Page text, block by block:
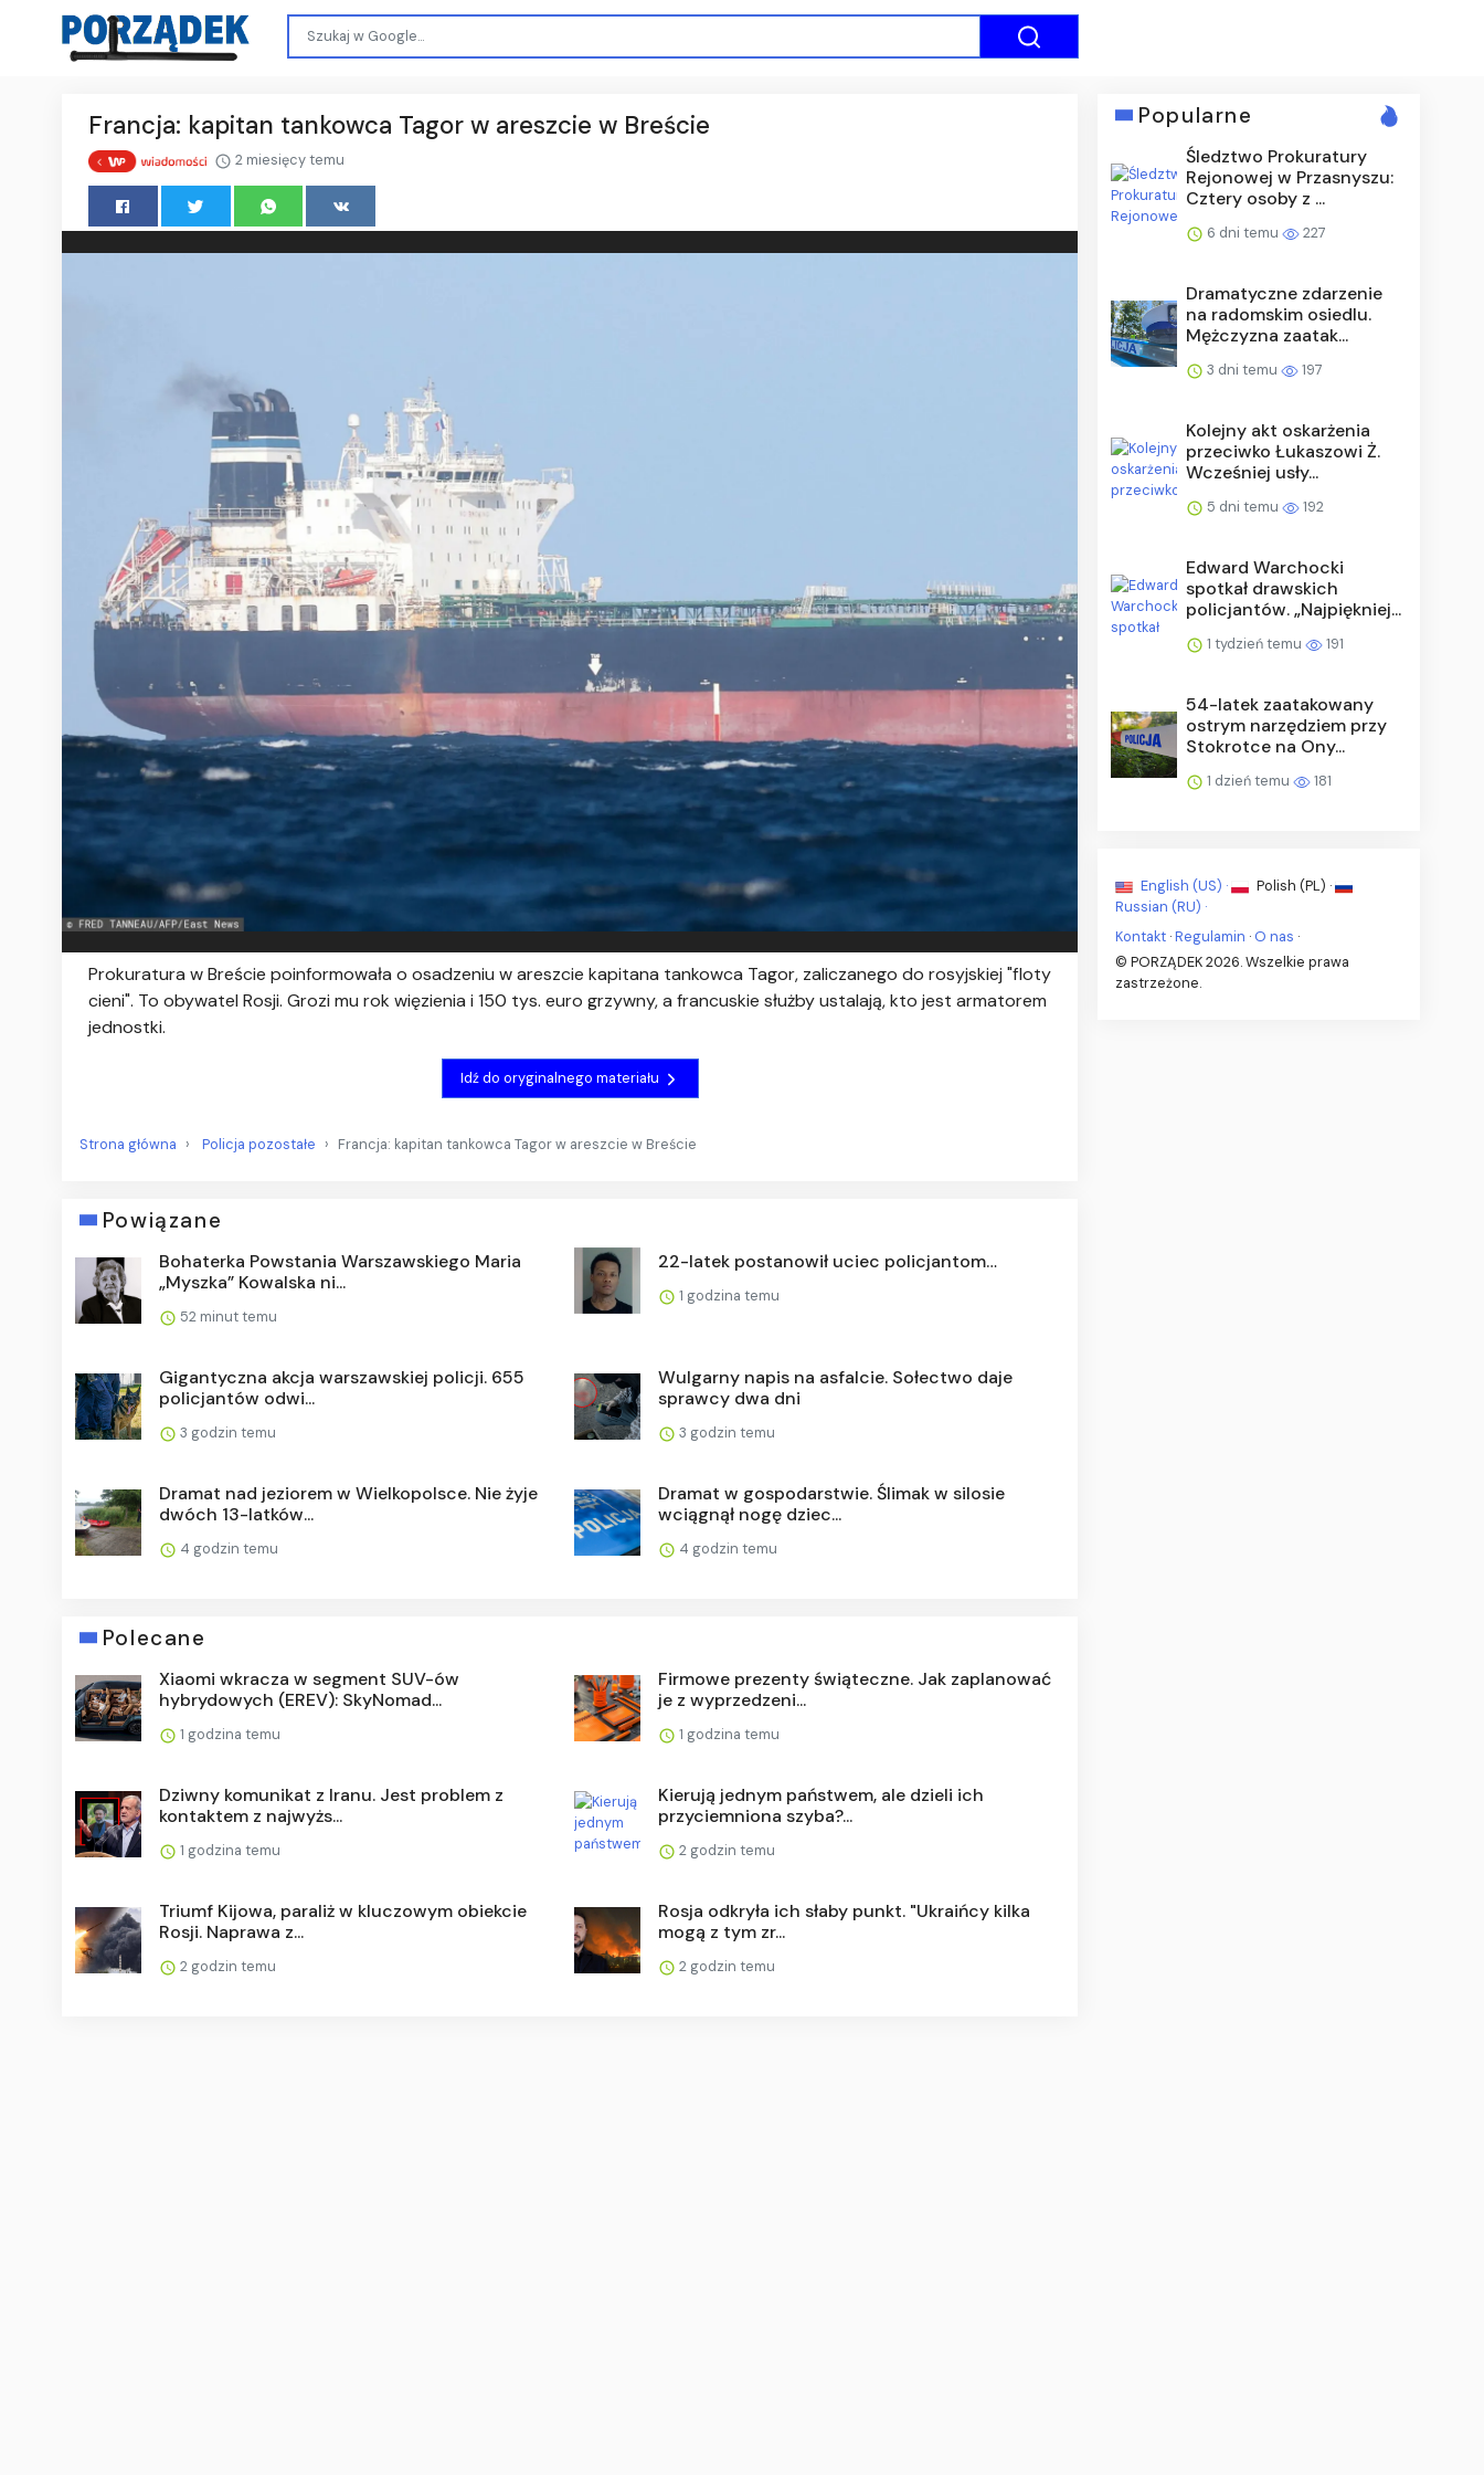
Francja: kapitan tankowca Tagor w areszcie w Breście
2 miesięcy temu
Prokuratura w Breście poinformowała o osadzeniu w areszcie kapitana tankowca Tagor, zaliczanego do rosyjskiej "floty
cieni". To obywatel Rosji. Grozi mu rok więzienia i 150 tys. euro grzywny, a francuskie służby ustalają, kto jest armatorem
jednostki.
Idź do oryginalnego materiału
Strona główna Policja pozostałe Francja: kapitan tankowca Tagor w areszcie w Breście
Powiązane
Bohaterka Powstania Warszawskiego Maria
„Myszka” Kowalska ni...
52 minut temu
22-latek postanowił uciec policjantom…
1 godzina temu
Gigantyczna akcja warszawskiej policji. 655
policjantów odwi...
3 godzin temu
Wulgarny napis na asfalcie. Sołectwo daje
sprawcy dwa dni
3 godzin temu
Dramat nad jeziorem w Wielkopolsce. Nie żyje
dwóch 13-latków...
4 godzin temu
Dramat w gospodarstwie. Ślimak w silosie
wciągnął nogę dziec...
4 godzin temu
Polecane
Xiaomi wkracza w segment SUV-ów
hybrydowych (EREV): SkyNomad...
1 godzina temu
Firmowe prezenty świąteczne. Jak zaplanować
je z wyprzedzeni...
1 godzina temu
Dziwny komunikat z Iranu. Jest problem z
kontaktem z najwyżs...
1 godzina temu
Kierują jednym państwem, ale dzieli ich
przyciemniona szyba?...
2 godzin temu
Triumf Kijowa, paraliż w kluczowym obiekcie
Rosji. Naprawa z...
2 godzin temu
Rosja odkryła ich słaby punkt. "Ukraińcy kilka
mogą z tym zr...
2 godzin temu
Popularne
Śledztwo Prokuratury
Rejonowej w Przasnyszu:
Cztery osoby z ...
6 dni temu 227
Dramatyczne zdarzenie
na radomskim osiedlu.
Mężczyzna zaatak...
3 dni temu 197
Kolejny akt oskarżenia
przeciwko Łukaszowi Ż.
Wcześniej usły...
5 dni temu 192
Edward Warchocki
spotkał drawskich
policjantów. „Najpiękniej...
1 tydzień temu 191
54-latek zaatakowany
ostrym narzędziem przy
Stokrotce na Ony...
1 dzień temu 181
English (US) ·
Polish (PL) ·
Russian (RU) ·
Kontakt ·Regulamin · O nas ·
© PORZĄDEK 2026. Wszelkie prawa
zastrzeżone.